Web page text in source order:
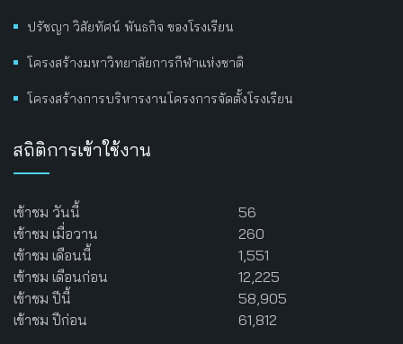
ปรัชญา วิสัยทัศน์ พันธกิจ ของโรงเรียน
โครงสร้างมหาวิทยาลัยการกีฬาแห่งชาติ
โครงสร้างการบริหารงานโครงการจัดตั้งโรงเรียน
สถิติการเข้าใช้งาน
เข้าชม วันนี้
56
เข้าชม เมื่อวาน
260
เข้าชม เดือนนี้
1,551
เข้าชม เดือนก่อน
12,225
เข้าชม ปีนี้
58,905
เข้าชม ปีก่อน
61,812